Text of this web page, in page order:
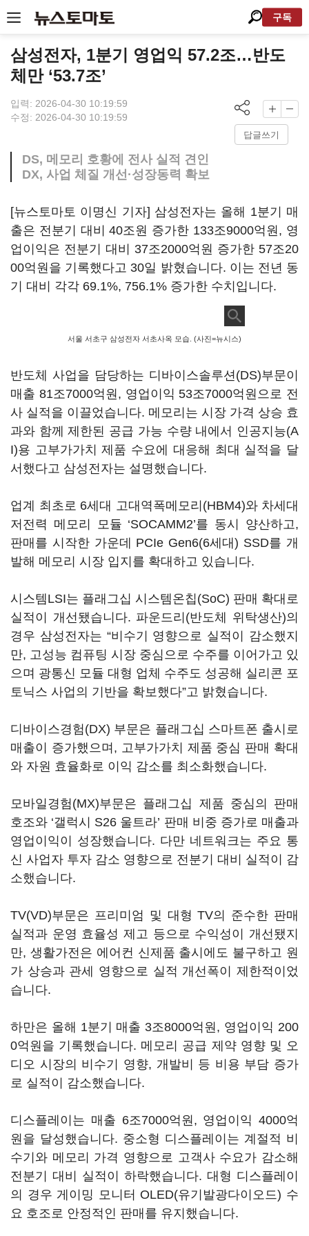
구독
삼성전자, 1분기 영업익 57.2조…반도
체만 ‘53.7조’
입력: 2026-04-30 10:19:59
수정: 2026-04-30 10:19:59
답글쓰기
DS, 메모리 호황에 전사 실적 견인
DX, 사업 체질 개선·성장동력 확보
[뉴스토마토 이명신 기자] 삼성전자는 올해 1분기 매
출은 전분기 대비 40조원 증가한 133조9000억원, 영
업이익은 전분기 대비 37조2000억원 증가한 57조20
00억원을 기록했다고 30일 밝혔습니다. 이는 전년 동
기 대비 각각 69.1%, 756.1% 증가한 수치입니다.
서울 서초구 삼성전자 서초사옥 모습. (사진=뉴시스)
반도체 사업을 담당하는 디바이스솔루션(DS)부문이
매출 81조7000억원, 영업이익 53조7000억원으로 전
사 실적을 이끌었습니다. 메모리는 시장 가격 상승 효
과와 함께 제한된 공급 가능 수량 내에서 인공지능(A
I)용 고부가가치 제품 수요에 대응해 최대 실적을 달
서했다고 삼성전자는 설명했습니다.
업계 최초로 6세대 고대역폭메모리(HBM4)와 차세대
저전력 메모리 모듈 ‘SOCAMM2’를 동시 양산하고,
판매를 시작한 가운데 PCIe Gen6(6세대) SSD를 개
발해 메모리 시장 입지를 확대하고 있습니다.
시스템LSI는 플래그십 시스템온칩(SoC) 판매 확대로
실적이 개선됐습니다. 파운드리(반도체 위탁생산)의
경우 삼성전자는 “비수기 영향으로 실적이 감소했지
만, 고성능 컴퓨팅 시장 중심으로 수주를 이어가고 있
으며 광통신 모듈 대형 업체 수주도 성공해 실리콘 포
토닉스 사업의 기반을 확보했다”고 밝혔습니다.
디바이스경험(DX) 부문은 플래그십 스마트폰 출시로
매출이 증가했으며, 고부가가치 제품 중심 판매 확대
와 자원 효율화로 이익 감소를 최소화했습니다.
모바일경험(MX)부문은 플래그십 제품 중심의 판매
호조와 ‘갤럭시 S26 울트라’ 판매 비중 증가로 매출과
영업이익이 성장했습니다. 다만 네트워크는 주요 통
신 사업자 투자 감소 영향으로 전분기 대비 실적이 감
소했습니다.
TV(VD)부문은 프리미엄 및 대형 TV의 준수한 판매
실적과 운영 효율성 제고 등으로 수익성이 개선됐지
만, 생활가전은 에어컨 신제품 출시에도 불구하고 원
가 상승과 관세 영향으로 실적 개선폭이 제한적이었
습니다.
하만은 올해 1분기 매출 3조8000억원, 영업이익 200
0억원을 기록했습니다. 메모리 공급 제약 영향 및 오
디오 시장의 비수기 영향, 개발비 등 비용 부담 증가
로 실적이 감소했습니다.
디스플레이는 매출 6조7000억원, 영업이익 4000억
원을 달성했습니다. 중소형 디스플레이는 계절적 비
수기와 메모리 가격 영향으로 고객사 수요가 감소해
전분기 대비 실적이 하락했습니다. 대형 디스플레이
의 경우 게이밍 모니터 OLED(유기발광다이오드) 수
요 호조로 안정적인 판매를 유지했습니다.